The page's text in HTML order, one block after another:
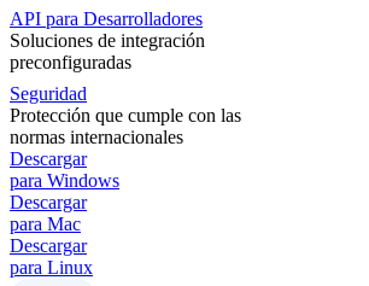
API para Desarrolladores
Soluciones de integración
preconfiguradas
Seguridad
Protección que cumple con las
normas internacionales
Descargar
para Windows
Descargar
para Mac
Descargar
para Linux